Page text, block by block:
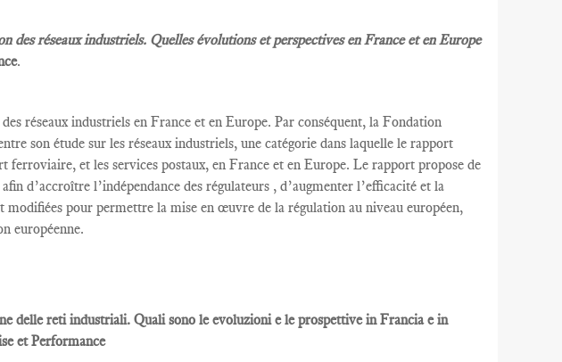
des réseaux industriels. Quelles évolutions et perspectives en France et en Europe
.
réseaux industriels en France et en Europe. Par conséquent, la Fondation
son étude sur les réseaux industriels, une catégorie dans laquelle le rapport
ferroviaire, et les services postaux, en France et en Europe. Le rapport propose de
afin d’accroître l’indépendance des régulateurs , d’augmenter l’efficacité et la
modifiées pour permettre la mise en œuvre de la régulation au niveau européen,
européenne.
delle reti industriali. Quali sono le evoluzioni e le prospettive in Francia e in
et Performance